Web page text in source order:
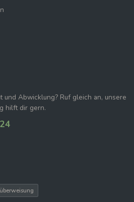
und Abwicklung? Ruf gleich an, unsere
hilft dir gern.